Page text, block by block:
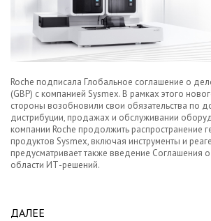
Roche подписала Глобальное соглашение о
(GBP) с компанией Sysmex. В рамках этого
стороны возобновили свои обязательства по
дистрибуции, продажах и обслуживании
компании Roche продолжить распространение
продуктов Sysmex, включая инструменты и
предусматривает также введение Соглашения
области ИТ-решений.
ДАЛЕЕ